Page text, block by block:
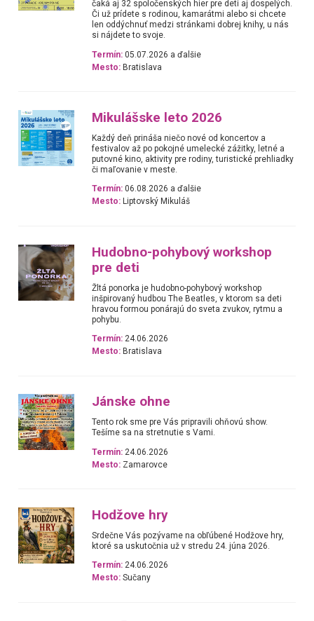
čaká aj 32 spoločenských hier pre deti aj dospelých.
Či už prídete s rodinou, kamarátmi alebo si chcete
len oddýchnuť medzi stránkami dobrej knihy, u nás
si nájdete to svoje.
Termín: 05.07.2026 a ďalšie
Mesto: Bratislava
Mikulášske leto 2026
Každý deň prináša niečo nové od koncertov a
festivalov až po pokojné umelecké zážitky, letné a
putovné kino, aktivity pre rodiny, turistické prehliadky
či maľovanie v meste.
Termín: 06.08.2026 a ďalšie
Mesto: Liptovský Mikuláš
Hudobno-pohybový workshop
pre deti
Žltá ponorka je hudobno-pohybový workshop
inšpirovaný hudbou The Beatles, v ktorom sa deti
hravou formou ponárajú do sveta zvukov, rytmu a
pohybu.
Termín: 24.06.2026
Mesto: Bratislava
Jánske ohne
Tento rok sme pre Vás pripravili ohňovú show.
Tešíme sa na stretnutie s Vami.
Termín: 24.06.2026
Mesto: Zamarovce
Hodžove hry
Srdečne Vás pozývame na obľúbené Hodžove hry,
ktoré sa uskutočnia už v stredu 24. júna 2026.
Termín: 24.06.2026
Mesto: Sučany